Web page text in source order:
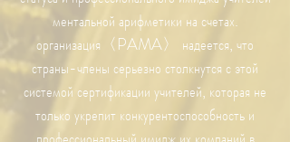
ментальной арифметики на счетах.
организация〈PAMA〉 надеется, что
страны-члены серьезно столкнутся с этой
системой сертификации учителей, которая не
только укрепит конкурентоспособность и